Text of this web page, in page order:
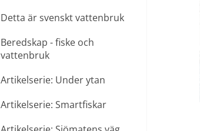
Detta är svenskt vattenbruk
Beredskap - fiske och
vattenbruk
Artikelserie: Under ytan
Artikelserie: Smartfiskar